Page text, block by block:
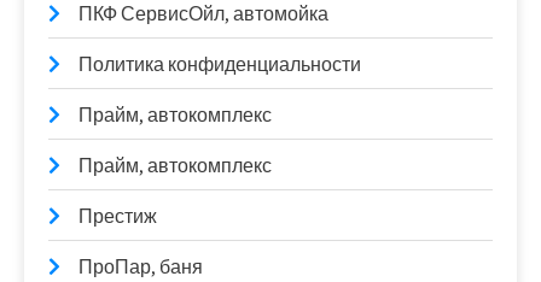
ПКФ СервисОйл, автомойка
Политика конфиденциальности
Прайм, автокомплекс
Прайм, автокомплекс
Престиж
ПроПар, баня